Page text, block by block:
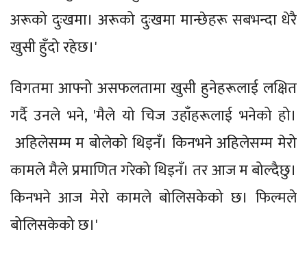
अरूको दुःखमा। अरूको दुःखमा मान्छेहरू सबभन्दा धेरै
खुसी हुँदो रहेछ।'
विगतमा आफ्नो असफलतामा खुसी हुनेहरूलाई लक्षित
गर्दै उनले भने, 'मैले यो चिज उहाँहरूलाई भनेको हो।
अहिलेसम्म म बोलेको थिइनँ। किनभने अहिलेसम्म मेरो
कामले मैले प्रमाणित गरेको थिइनँ। तर आज म बोल्दैछु।
किनभने आज मेरो कामले बोलिसकेको छ। फिल्मले
बोलिसकेको छ।'